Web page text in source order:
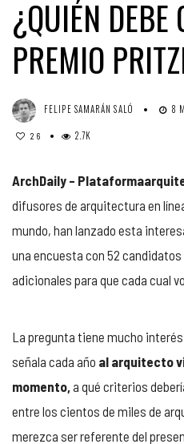
¿QUIÉN DEBE
PREMIO
FELIPE SAMARÁN SALÓ 8
26 2.7K
ArchDaily –
difusores de arquitectura en
mundo, han lanzado esta
una encuesta con 52
adicionales para que cada cual
La pregunta tiene mucho
señala cada año al arquitecto
momento, a qué criterios
entre los cientos de miles de
merezca ser referente del